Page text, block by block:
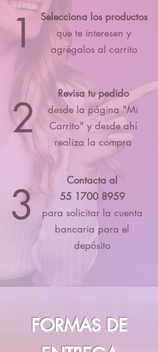
1 Selecciona los productos
que te interesen y
agrégalos al carrito
2
Revisa tu pedido
desde la página "Mi
Carrito" y desde ahí
realiza la compra
3
Contacta al
55 1700 8959
para solicitar la cuenta
bancaria para el
depósito
FORMAS DE